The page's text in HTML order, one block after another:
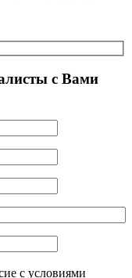
с Вами
с условиями